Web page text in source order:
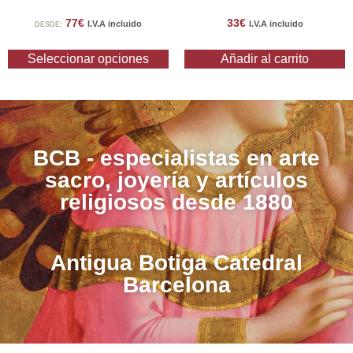
DESDE: 77€ I.V.A incluido
Seleccionar opciones
33€ I.V.A incluido
Añadir al carrito
BCB - especialistas en arte
sacro, joyería y artículos
religiosos desde 1880
Antigua Botiga Catedral
Barcelona